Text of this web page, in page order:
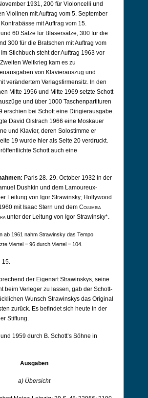
1931, 200 für Violoncelli und
Violinen mit Auftrag vom 5. September
mit Auftrag vom 15.
60 Sätze für Bläsersätze, 300 für die
300 für die Bratschen mit Auftrag vom
Stichbuch steht der Auftrag 1963 vor
Weltkrieg kam es zu
von Klavierauszug und
verändertem Verlagsfirmensitz. In den
Mitte 1956 und Mitte 1969 setzte Schott
und über 1000 Taschenpartituren
erschien bei Schott eine Dirigierausgabe.
David Oistrach 1966 eine Moskauer
und Klavier, deren Solostimme er
19 wurde hier als Seite 20 verdruckt.
Schott auch eine
Paris 28.-29. October 1932 in der
Dushkin und dem Lamoureux-
Leitung von Igor Strawinsky; Hollywood
mit Isaac Stern und dem Columbia
unter der Leitung von Igor Strawinsky*.
ab 1961 nahm Strawinsky das Tempo
Viertel = 96 durch Viertel = 104.
15.
der Eigenart Strawinskys, seine
beim Verleger zu lassen, gab der Schott-
Wunsch Strawinskys das Original
zurück. Es befindet sich heute in der
Stiftung.
1959 durch B. Schott’s Söhne in
Ausgaben
a) Übersicht